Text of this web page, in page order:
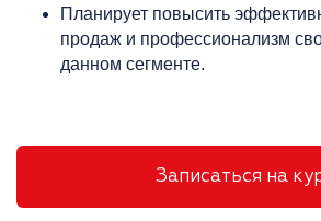
Планирует повысить
продаж и профессионализм
данном сегменте.
Записаться на